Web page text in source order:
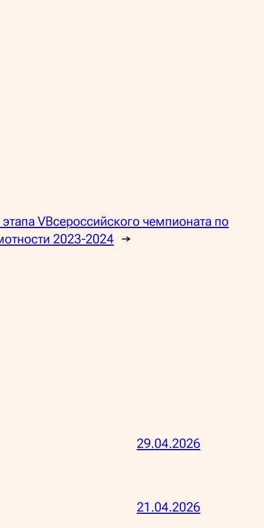
VВсероссийского чемпионата по
2023-2024 →
29.04.2026
21.04.2026